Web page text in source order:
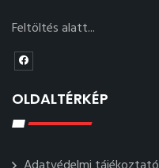
Feltöltés alatt...
OLDALTÉRKÉP